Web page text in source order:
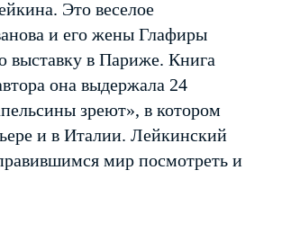
Это веселое
и его жены Глафиры
в Париже. Книга
она выдержала 24
зреют», в котором
и в Италии. Лейкинский
мир посмотреть и